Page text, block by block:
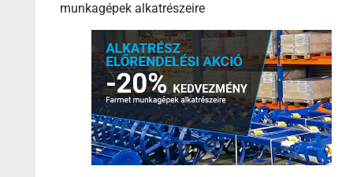
munkagépek alkatrészeire